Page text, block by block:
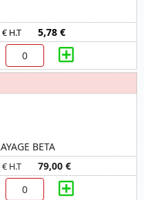
H.T 5,78 €
BETA
H.T 79,00 €